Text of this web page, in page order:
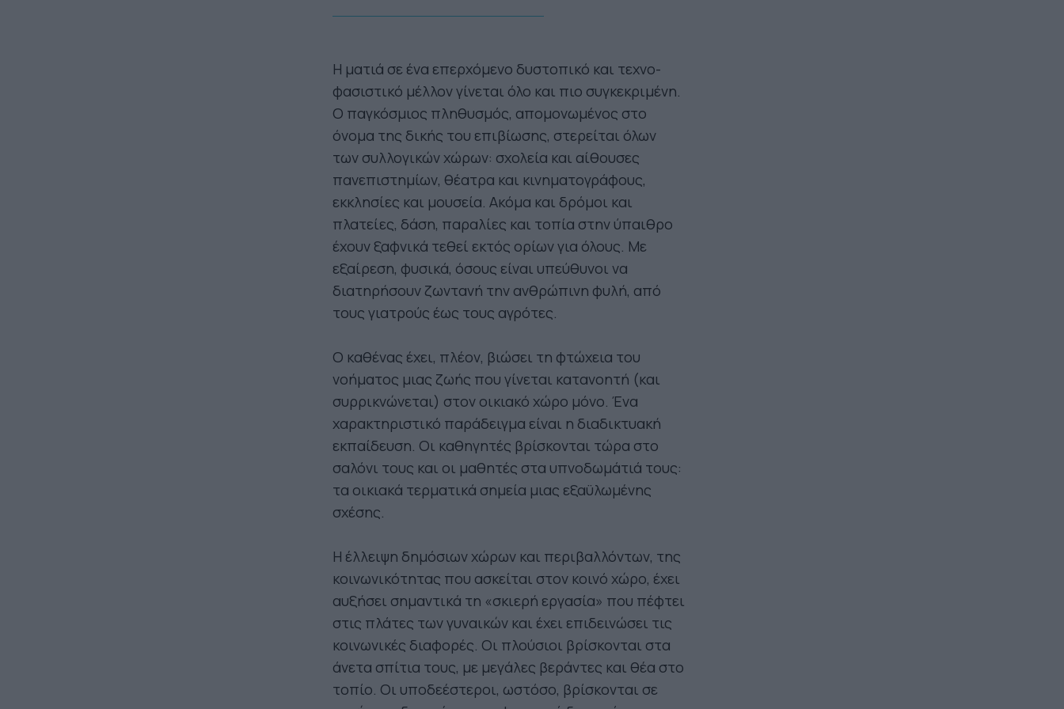
Η ματιά σε ένα επερχόμενο δυστοπικό και τεχνο-
φασιστικό μέλλον γίνεται όλο και πιο συγκεκριμένη.
Ο παγκόσμιος πληθυσμός, απομονωμένος στο
όνομα της δικής του επιβίωσης, στερείται όλων
των συλλογικών χώρων: σχολεία και αίθουσες
πανεπιστημίων, θέατρα και κινηματογράφους,
εκκλησίες και μουσεία. Ακόμα και δρόμοι και
πλατείες, δάση, παραλίες και τοπία στην ύπαιθρο
έχουν ξαφνικά τεθεί εκτός ορίων για όλους. Με
εξαίρεση, φυσικά, όσους είναι υπεύθυνοι να
διατηρήσουν ζωντανή την ανθρώπινη φυλή, από
τους γιατρούς έως τους αγρότες.
Ο καθένας έχει, πλέον, βιώσει τη φτώχεια του
νοήματος μιας ζωής που γίνεται κατανοητή (και
συρρικνώνεται) στον οικιακό χώρο μόνο. Ένα
χαρακτηριστικό παράδειγμα είναι η διαδικτυακή
εκπαίδευση. Οι καθηγητές βρίσκονται τώρα στο
σαλόνι τους και οι μαθητές στα υπνοδωμάτιά τους:
τα οικιακά τερματικά σημεία μιας εξαϋλωμένης
σχέσης.
Η έλλειψη δημόσιων χώρων και περιβαλλόντων, της
κοινωνικότητας που ασκείται στον κοινό χώρο, έχει
αυξήσει σημαντικά τη «σκιερή εργασία» που πέφτει
στις πλάτες των γυναικών και έχει επιδεινώσει τις
κοινωνικές διαφορές. Οι πλούσιοι βρίσκονται στα
άνετα σπίτια τους, με μεγάλες βεράντες και θέα στο
τοπίο. Οι υποδεέστεροι, ωστόσο, βρίσκονται σε